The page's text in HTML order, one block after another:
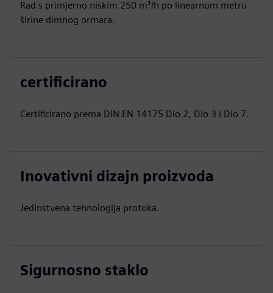
Rad s primjerno niskim 250 m³/h po linearnom metru
širine dimnog ormara.
certificirano
Certificirano prema DIN EN 14175 Dio 2, Dio 3 i Dio 7.
Inovativni dizajn proizvoda
Jedinstvena tehnologija protoka.
Sigurnosno staklo